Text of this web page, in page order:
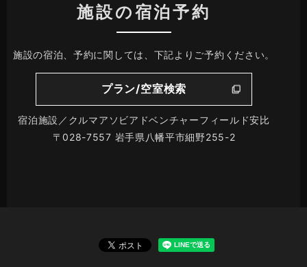
施設の宿泊予約
施設の宿泊、予約に関しては、下記よりご予約ください。
プラン/空室検索
宿泊施設／クルマアソビアドベンチャーフィールド安比
〒028-7557 岩手県八幡平市細野255-2